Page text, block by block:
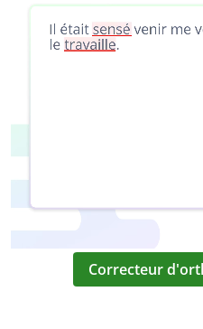
Correcteur